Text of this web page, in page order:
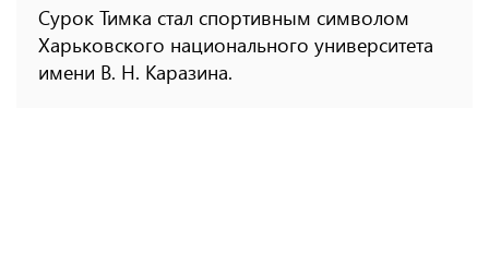
Сурок Тимка стал спортивным символом
Харьковского национального университета
имени В. Н. Каразина.